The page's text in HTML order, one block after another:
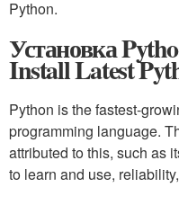
Python.
Установка
Install Latest
Python is the fastest-
programming language.
attributed to this, such as
to learn and use,